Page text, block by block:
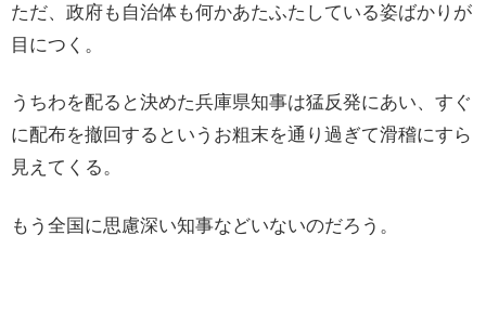
ただ、政府も自治体も何かあたふたしている姿ばかりが
目につく。
うちわを配ると決めた兵庫県知事は猛反発にあい、すぐ
に配布を撤回するというお粗末を通り過ぎて滑稽にすら
見えてくる。
もう全国に思慮深い知事などいないのだろう。